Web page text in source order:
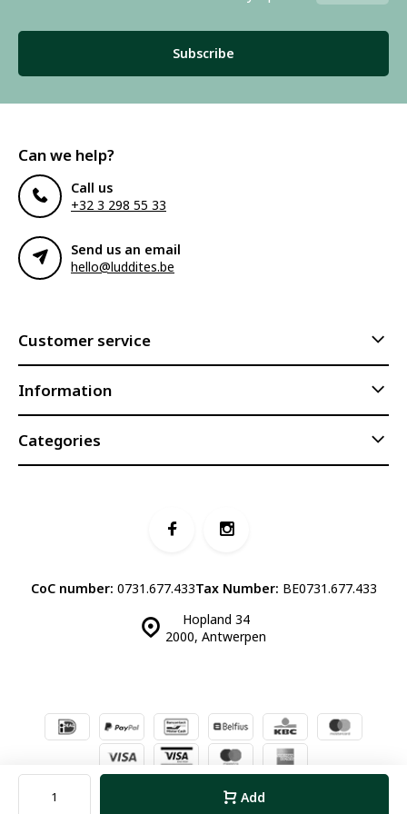
Add
Subscribe
Can we help?
Call us
+32 3 298 55 33
Send us an email
hello@luddites.be
Customer service
Information
Categories
Hopland 34
2000, Antwerpen
CoC number: 0731.677.433Tax Number: BE0731.677.433
© Luddites Books & Wine